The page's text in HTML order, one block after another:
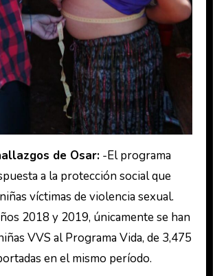
de Osar:-El programa
a la protección social que
víctimas de violencia sexual.
2018 y 2019, únicamente se han
VVS al Programa Vida, de 3,475
en el mismo período.